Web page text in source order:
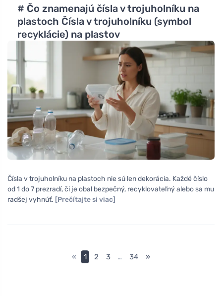
# Čo znamenajú čísla v trojuholníku na
plastoch Čísla v trojuholníku (symbol
recyklácie) na plastov
Čísla v trojuholníku na plastoch nie sú len dekorácia. Každé číslo
od 1 do 7 prezradí, či je obal bezpečný, recyklovateľný alebo sa mu
radšej vyhnúť. [Prečítajte si viac]
« 1 2 3 … 34 »